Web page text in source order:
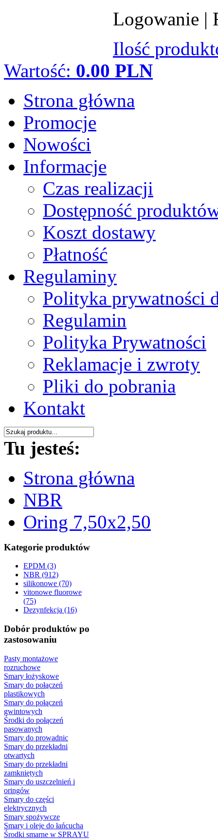
Logowanie |
Ilość
Wartość: 0.00 PLN
Strona główna
Promocje
Nowości
Informacje
Czas realizacji
Dostępność
Koszt dostawy
Płatność
Regulaminy
Polityka prywatności
Regulamin
Polityka Prywatności
Reklamacje i zwroty
Pliki do pobrania
Kontakt
Tu jesteś:
Strona główna
NBR
Oring 7,50x2,50
Kategorie produktów
EPDM (3)
NBR (912)
silikonowe (70)
vitonowe fluorowe
(75)
Dezynfekcja (16)
Dobór produktów po
zastosowaniu
Pasty montażowe
rozruchowe
Smary łożyskowe
Smary do połączeń
plastikowych
Smary do połączeń
gwintowych
Środki do połączeń
pasowanych
Smary do prowadnic
Smary do przekładni
otwartych
Smary do przekładni
zamkniętych
Smary do uszczelnień i
oringów
Smary do części
elektrycznych
Smary spożywcze
Smary i oleje do łańcucha
Środki smarne w SPRAYU